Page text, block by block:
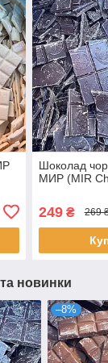
Шоколад
МИР (MIR
249₴ 269
та новинки
–8%